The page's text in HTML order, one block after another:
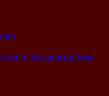
in der arabischen